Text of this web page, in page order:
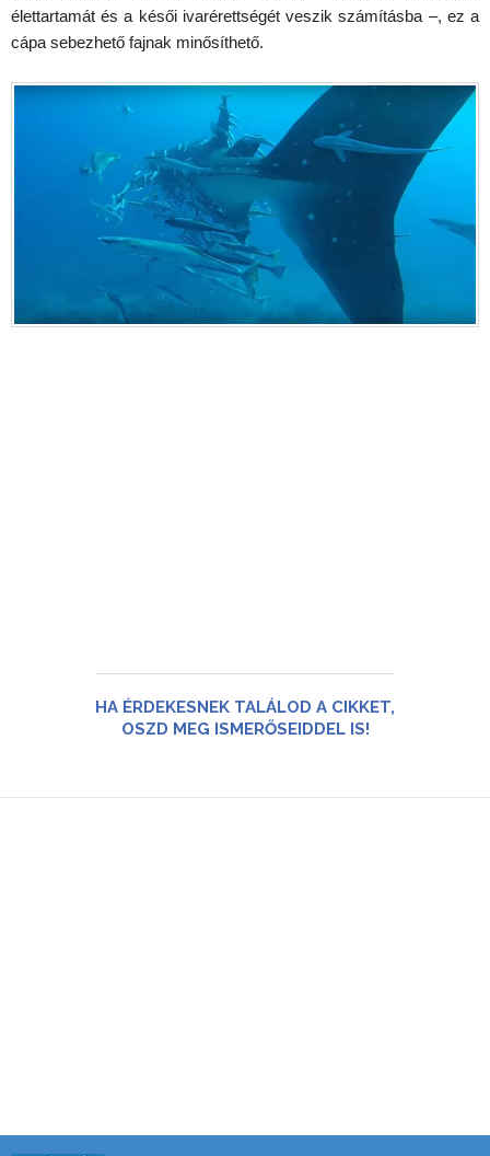
élettartamát és a késői ivarérettségét veszik számításba –, ez a
cápa sebezhető fajnak minősíthető.
HA ÉRDEKESNEK TALÁLOD A CIKKET,
OSZD MEG ISMERŐSEIDDEL IS!